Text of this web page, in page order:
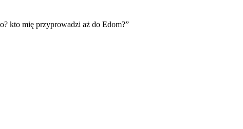
kto mię przyprowadzi aż do Edom?”